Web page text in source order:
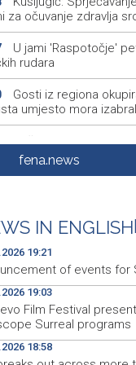
za očuvanje zdravlja
U jami 'Raspotočje'
rudara
Gosti iz regiona
umjesto mora
Požar kod Konjica
Pretežno sunčano
fena.news
IN ENGLISH
19:21
of events for
19:03
Film Festival
Surreal programs
18:58